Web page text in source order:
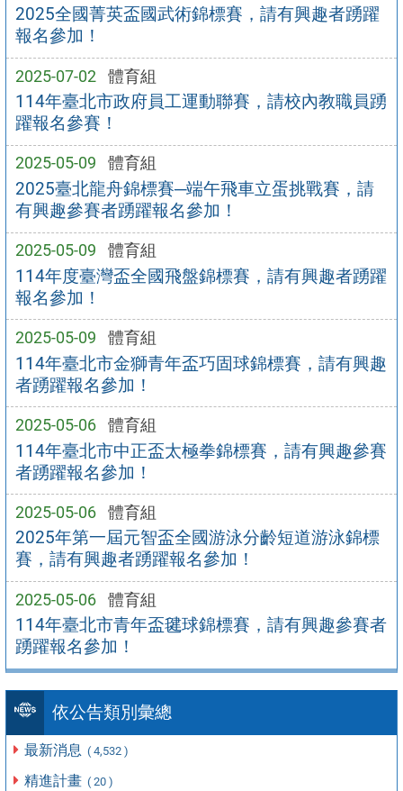
2025全國菁英盃國武術錦標賽，請有興趣者踴躍
報名參加！
2025-07-02 體育組
114年臺北市政府員工運動聯賽，請校內教職員踴
躍報名參賽！
2025-05-09 體育組
2025臺北龍舟錦標賽─端午飛車立蛋挑戰賽，請
有興趣參賽者踴躍報名參加！
2025-05-09 體育組
114年度臺灣盃全國飛盤錦標賽，請有興趣者踴躍
報名參加！
2025-05-09 體育組
114年臺北市金獅青年盃巧固球錦標賽，請有興趣
者踴躍報名參加！
2025-05-06 體育組
114年臺北市中正盃太極拳錦標賽，請有興趣參賽
者踴躍報名參加！
2025-05-06 體育組
2025年第一屆元智盃全國游泳分齡短道游泳錦標
賽，請有興趣者踴躍報名參加！
2025-05-06 體育組
114年臺北市青年盃毽球錦標賽，請有興趣參賽者
踴躍報名參加！
依公告類別彙總
最新消息 ( 4,532 )
精進計畫 ( 20 )